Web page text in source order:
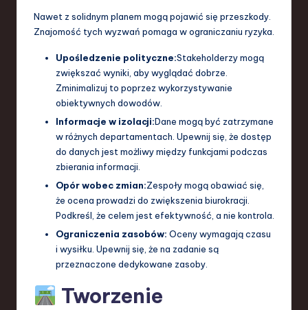
Nawet z solidnym planem mogą pojawić się przeszkody.
Znajomość tych wyzwań pomaga w ograniczaniu ryzyka.
Upośledzenie polityczne:Stakeholderzy mogą
zwiększać wyniki, aby wyglądać dobrze.
Zminimalizuj to poprzez wykorzystywanie
obiektywnych dowodów.
Informacje w izolacji:Dane mogą być zatrzymane
w różnych departamentach. Upewnij się, że dostęp
do danych jest możliwy między funkcjami podczas
zbierania informacji.
Opór wobec zmian:Zespoły mogą obawiać się,
że ocena prowadzi do zwiększenia biurokracji.
Podkreśl, że celem jest efektywność, a nie kontrola.
Ograniczenia zasobów: Oceny wymagają czasu
i wysiłku. Upewnij się, że na zadanie są
przeznaczone dedykowane zasoby.
Tworzenie